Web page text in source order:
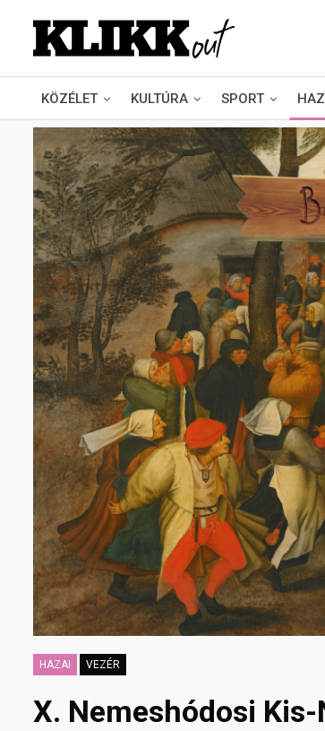
KÖZÉLET KULTÚRA SPORT
HAZAI VEZÉR
X. Nemeshódosi